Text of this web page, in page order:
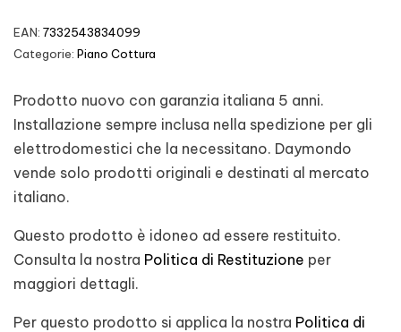
EAN: 7332543834099
Categorie: Piano Cottura
Prodotto nuovo con garanzia italiana 5 anni.
Installazione sempre inclusa nella spedizione per gli
elettrodomestici che la necessitano. Daymondo
vende solo prodotti originali e destinati al mercato
italiano.
Questo prodotto è idoneo ad essere restituito.
Consulta la nostra Politica di Restituzione per
maggiori dettagli.
Per questo prodotto si applica la nostra Politica di